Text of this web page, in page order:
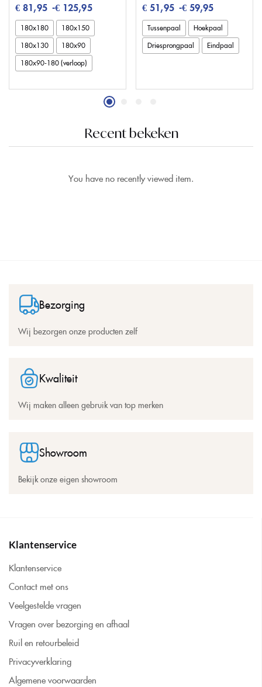
€ 81,95 -€125,95
180x180
180x150
180x130
180x90
180x90-180 (verloop)
€ 51,95 -€59,95
Tussenpaal
Hoekpaal
Driesprongpaal
Eindpaal
Recent bekeken
You have no recently viewed item.
Bezorging
Wij bezorgen onze producten zelf
Kwaliteit
Wij maken alleen gebruik van top merken
Showroom
Bekijk onze eigen showroom
Klantenservice
Klantenservice
Contact met ons
Veelgestelde vragen
Vragen over bezorging en afhaal
Ruil en retourbeleid
Privacyverklaring
Algemene voorwaarden